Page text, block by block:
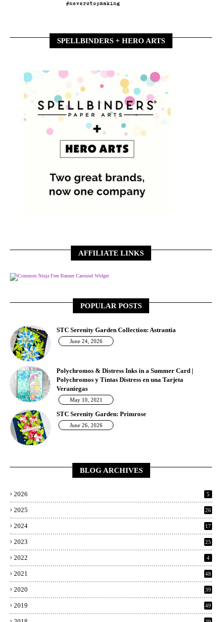
SPELLBINDERS + HERO ARTS
AFFILIATE LINKS
Free Banner Carousel Widget
POPULAR POSTS
STC Serenity Garden Collection: Astrantia
June 24, 2026
Polychromos & Distress Inks in a Summer Card |
Polychromos y Tintas Distress en una Tarjeta
Veraniegas
May 10, 2021
STC Serenity Garden: Primrose
June 26, 2026
BLOG ARCHIVES
2026 5
2025 26
2024 17
2023 25
2022 4
2021 48
2020 39
2019 49